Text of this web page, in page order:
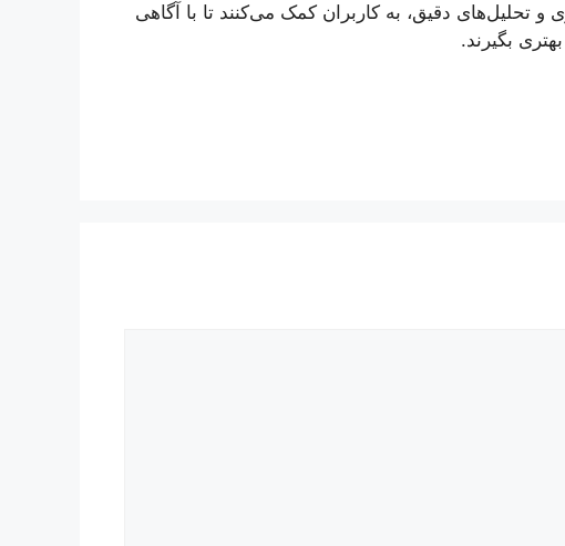
تحلیل‌های دقیق، به کاربران کمک می‌کنند تا با آگاهی
بگیرند.